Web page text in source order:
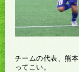
チームの代表、熊
ってこい。